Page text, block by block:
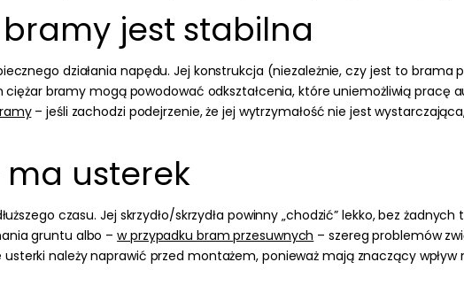
jest stabilna
działania napędu.Jej konstrukcja (niezależnie, czy jest to brama
ciężar bramy mogą powodować odkształcenia, które uniemożliwią pracę
– jeśli zachodzi podejrzenie, że jej wytrzymałość nie jest
usterek
czasu. Jej skrzydło/skrzydła powinny „chodzić” lekko, bez
gruntu albo –w przypadku bram przesuwnych – szereg problemów
usterki należy naprawić przed montażem, ponieważ mają znaczący